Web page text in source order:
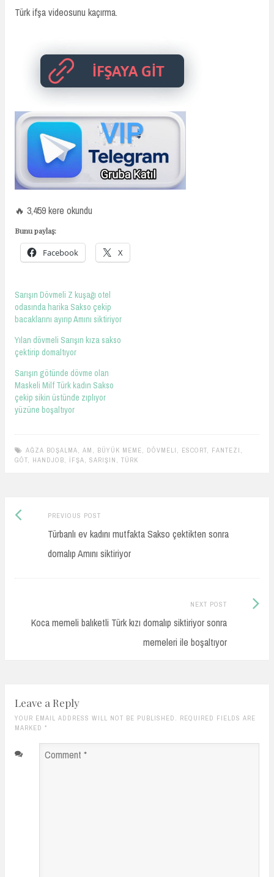
Türk ifşa videosunu kaçırma.
🔥 3,459 kere okundu
Bunu paylaş:
Facebook X
Sarışın Dövmeli Z kuşağı otel
odasında harika Sakso çekip
bacaklarını ayırıp Amını siktiriyor
Yılan dövmeli Sarışın kıza sakso
çektirip domaltıyor
Sarışın götünde dövme olan
Maskeli Milf Türk kadın Sakso
çekip sikin üstünde zıplıyor
yüzüne boşaltıyor
AĞZA BOŞALMA, AM , BÜYÜK MEME, DÖVMELI , ESCORT, FANTEZI ,
GÖT, HANDJOB, İFŞA, SARIŞIN , TÜRK
Post
navigation
PREVIOUS POSTPrevious
post:
Türbanlı ev kadını mutfakta Sakso çektikten sonra
domalıp Amını siktiriyor
NEXT POST
Koca memeli balıketli Türk kızı domalıp siktiriyor sonra
memeleri ile boşaltıyor
Next
Leave a Reply
YOUR EMAIL ADDRESS WILL NOT BE PUBLISHED. REQUIRED FIELDS ARE
MARKED *
Comment